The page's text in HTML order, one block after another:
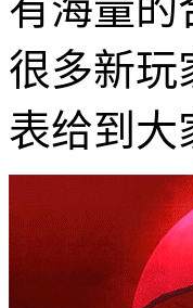
有海量的
很多新玩
表给到大